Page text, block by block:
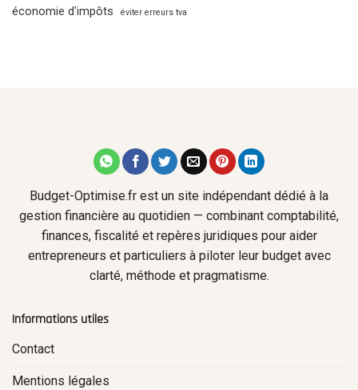
économie d'impôts éviter erreurs tva
Budget-Optimise.fr est un site indépendant dédié à la
gestion financière au quotidien — combinant comptabilité,
finances, fiscalité et repères juridiques pour aider
entrepreneurs et particuliers à piloter leur budget avec
clarté, méthode et pragmatisme.
Informations utiles
Contact
Mentions légales